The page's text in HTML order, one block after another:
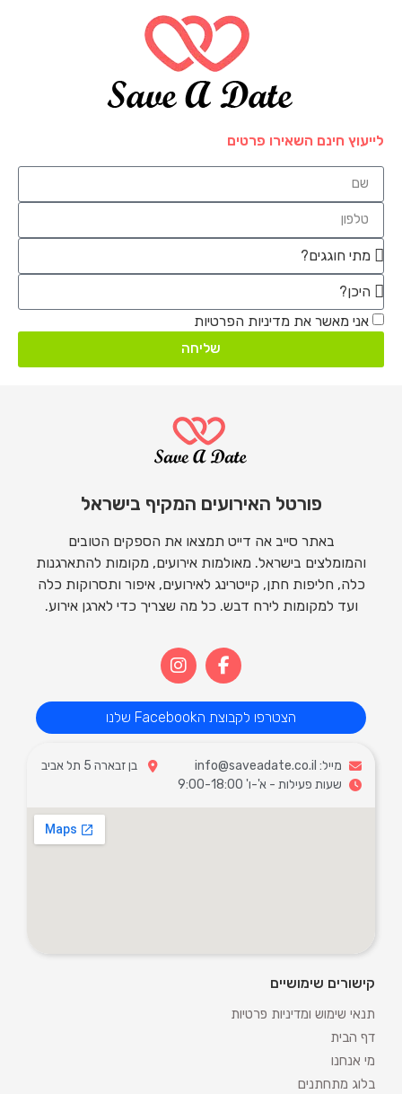
לייעוץ חינם השאירו פרטים
אני מאשר את מדיניות הפרטיות
שליחה
פורטל האירועים המקיף בישראל
באתר סייב אה דייט תמצאו את הספקים הטובים
והמומלצים בישראל. מאולמות אירועים, מקומות להתארגנות
כלה, חליפות חתן, קייטרינג לאירועים, איפור ותסרוקות כלה
ועד למקומות לירח דבש. כל מה שצריך כדי לארגן אירוע.
הצטרפו לקבוצת הFacebook שלנו
מייל: info@saveadate.co.il
בן זבארה 5 תל אביב
שעות פעילות - א'-ו' 9:00-18:00
קישורים שימושיים
תנאי שימוש ומדיניות פרטיות
דף הבית
מי אנחנו
בלוג מתחתנים